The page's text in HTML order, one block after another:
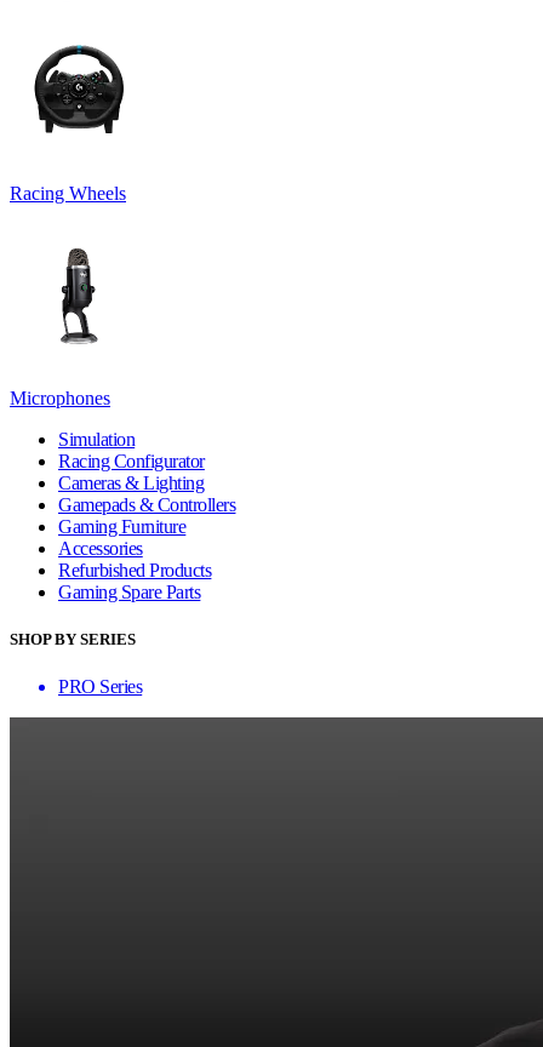
Racing Wheels
Microphones
Simulation
Racing Configurator
Cameras & Lighting
Gamepads & Controllers
Gaming Furniture
Accessories
Refurbished Products
Gaming Spare Parts
SHOP BY SERIES
PRO Series